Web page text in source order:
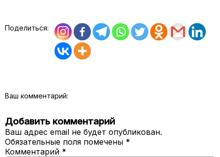
Поделиться:
Ваш комментарий:
Добавить комментарий
Ваш адрес email не будет опубликован.
Обязательные поля помечены *
Комментарий *